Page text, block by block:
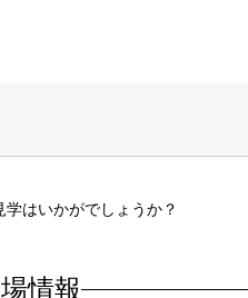
はいかがでしょうか？
情報